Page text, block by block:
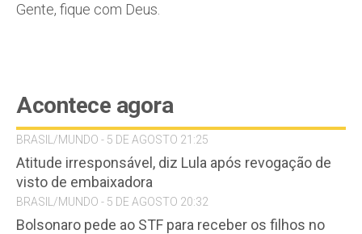
Gente, fique com Deus.
Acontece agora
BRASIL/MUNDO - 5 DE AGOSTO 21:25
Atitude irresponsável, diz Lula após revogação de
visto de embaixadora
BRASIL/MUNDO - 5 DE AGOSTO 20:32
Bolsonaro pede ao STF para receber os filhos no